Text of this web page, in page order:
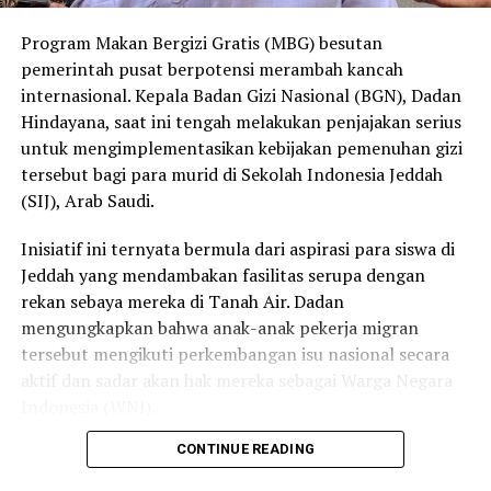
kelayakan dapat langsung dimanfaatkan.
“Enggak mungkin kita membangun dapur-dapur baru. Jadi
yang sudah ada, eksisting, enggak tahu dapurnya siapa,
mungkin ada dapur umum. Intinya tidak harus membangun
dapur baru,” jelasnya lebih lanjut.
Langkah adaptif ini tak lepas dari realitas bahwa pagu
anggaran untuk program MBG saat ini telah dirasionalisasi
merumuskan empat langkah utama: refocusing sasaran
penerima manfaat, moratorium pembangunan dapur baru,
revitalisasi dapur yang sudah berjalan, serta perluasan
program di area 3T dengan skema pembiayaan alternatif di
luar APBN.
Subianto ini dalam menargetkan puluhan juta anak sekolah,
balita, dan ibu hamil di seluruh Indonesia secara bertahap,
Program Makan Bergizi Gratis (MBG) besutan
pemerintah pusat berpotensi merambah kancah
internasional. Kepala Badan Gizi Nasional (BGN), Dadan
Hindayana, saat ini tengah melakukan penjajakan serius
untuk mengimplementasikan kebijakan pemenuhan gizi
tersebut bagi para murid di Sekolah Indonesia Jeddah
(SIJ), Arab Saudi.
Inisiatif ini ternyata bermula dari aspirasi para siswa di
Jeddah yang mendambakan fasilitas serupa dengan
rekan sebaya mereka di Tanah Air. Dadan
mengungkapkan bahwa anak-anak pekerja migran
tersebut mengikuti perkembangan isu nasional secara
aktif dan sadar akan hak mereka sebagai Warga Negara
“Mereka sangat well informed dengan informasi yang
CONTINUE READING